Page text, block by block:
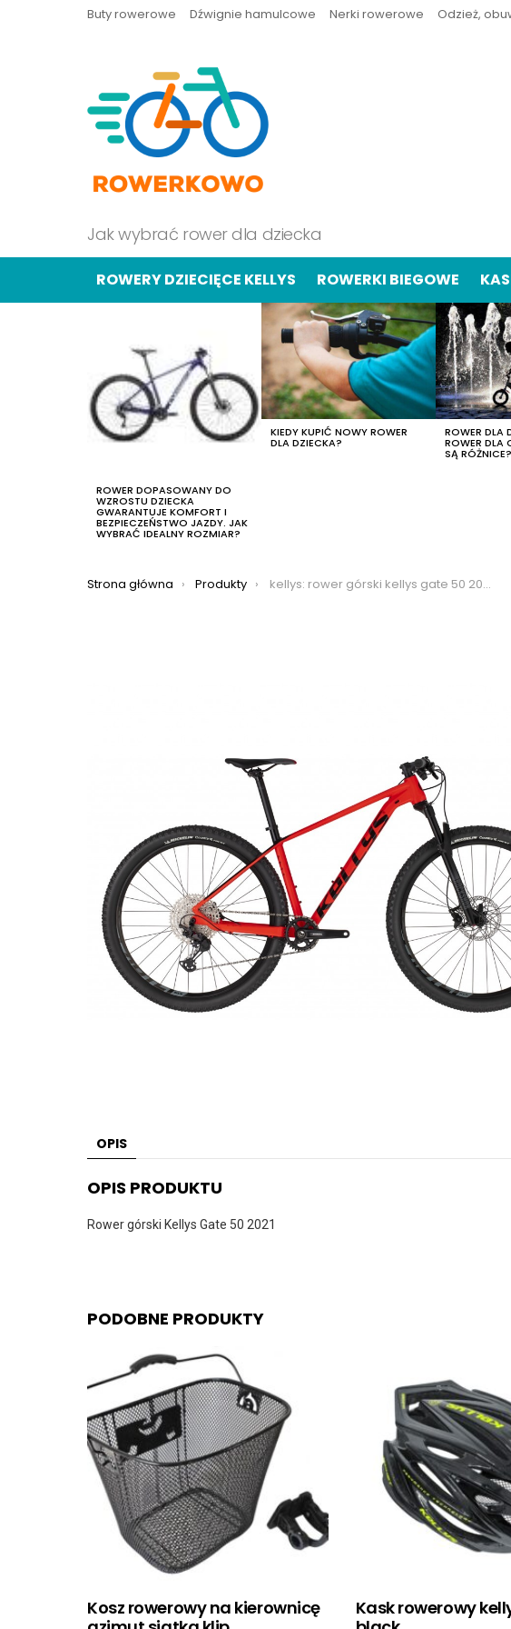
Buty rowerowe Dźwignie hamulcowe Nerki rowerowe Odzież,
Jak wybrać rower dla dziecka
ROWERY DZIECIĘCE KELLYS ROWERKI BIEGOWE
ROWER DOPASOWANY DO
WZROSTU DZIECKA
GWARANTUJE KOMFORT I
BEZPIECZEŃSTWO JAZDY. JAK
WYBRAĆ IDEALNY ROZMIAR?
KIEDY KUPIĆ NOWY ROWER
DLA DZIECKA?
ROWER DLA
ROWER DLA
SĄ RÓŻNICE?
Jesteś tutaj:
Strona główna Produkty kellys: rower górski kellys gate 50 2021, kolor czerwony-czarny, rozmiar m
OPIS
OPIS PRODUKTU
Rower górski Kellys Gate 50 2021
PODOBNE PRODUKTY
Kosz rowerowy na kierownicę
Kask rowerowy